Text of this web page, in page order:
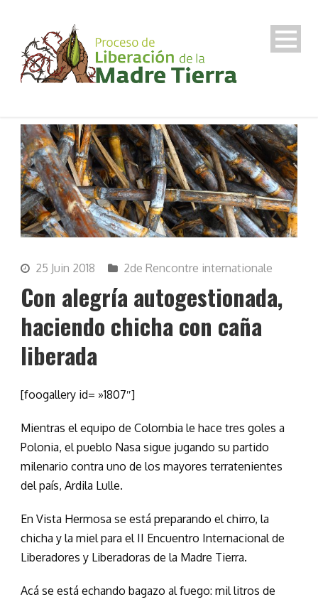
25 Juin 2018 2de Rencontre internationale
Con alegría autogestionada,
haciendo chicha con caña
liberada
[foogallery id= »1807″]
Mientras el equipo de Colombia le hace tres goles a
Polonia, el pueblo Nasa sigue jugando su partido
milenario contra uno de los mayores terratenientes
del país, Ardila Lulle.
En Vista Hermosa se está preparando el chirro, la
chicha y la miel para el II Encuentro Internacional de
Liberadores y Liberadoras de la Madre Tierra.
Acá se está echando bagazo al fuego: mil litros de